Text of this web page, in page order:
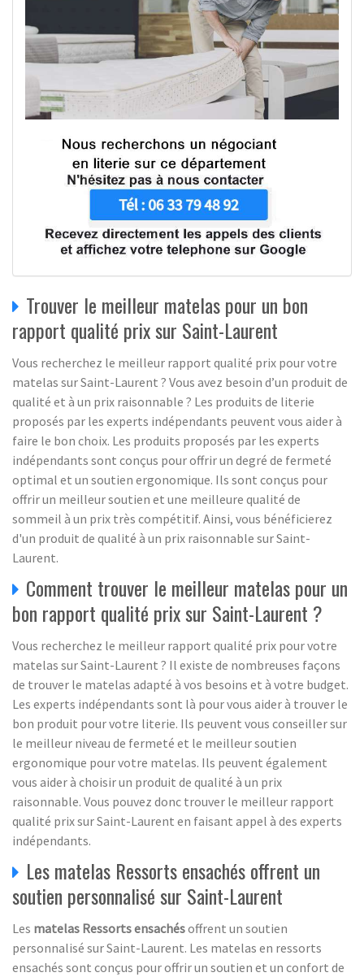
Trouver le meilleur matelas pour un bon
rapport qualité prix sur Saint-Laurent
Vous recherchez le meilleur rapport qualité prix pour votre
matelas sur Saint-Laurent ? Vous avez besoin d’un produit de
qualité et à un prix raisonnable ? Les produits de literie
proposés par les experts indépendants peuvent vous aider à
faire le bon choix. Les produits proposés par les experts
indépendants sont conçus pour offrir un degré de fermeté
optimal et un soutien ergonomique. Ils sont conçus pour
offrir un meilleur soutien et une meilleure qualité de
sommeil à un prix très compétitif. Ainsi, vous bénéficierez
d'un produit de qualité à un prix raisonnable sur Saint-
Laurent.
Comment trouver le meilleur matelas pour un
bon rapport qualité prix sur Saint-Laurent ?
Vous recherchez le meilleur rapport qualité prix pour votre
matelas sur Saint-Laurent ? Il existe de nombreuses façons
de trouver le matelas adapté à vos besoins et à votre budget.
Les experts indépendants sont là pour vous aider à trouver le
bon produit pour votre literie. Ils peuvent vous conseiller sur
le meilleur niveau de fermeté et le meilleur soutien
ergonomique pour votre matelas. Ils peuvent également
vous aider à choisir un produit de qualité à un prix
raisonnable. Vous pouvez donc trouver le meilleur rapport
qualité prix sur Saint-Laurent en faisant appel à des experts
indépendants.
Les matelas Ressorts ensachés offrent un
soutien personnalisé sur Saint-Laurent
Les matelas Ressorts ensachésoffrent un soutien
personnalisé sur Saint-Laurent. Les matelas en ressorts
ensachés sont conçus pour offrir un soutien et un confort de